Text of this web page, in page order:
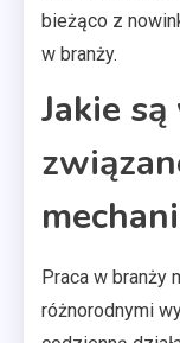
bieżąco z
w branży.
Jakie
Praca w branży
różnorodnymi